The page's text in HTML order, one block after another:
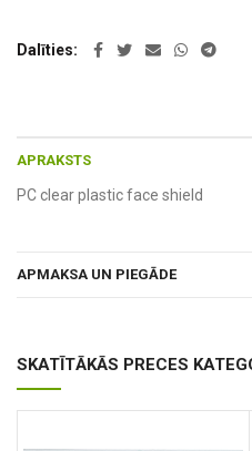
Dalīties
APRAKSTS
PC clear plastic face shield
APMAKSA UN PIEGĀDE
SKATĪTĀKĀS PRECES